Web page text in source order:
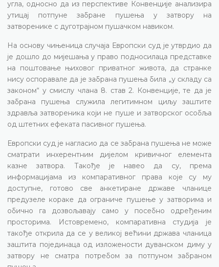
угла, односно да из перспективе Конвенције анализира
утицај потпуне забране пушења у затвору на
затворенике с дуготрајном пушачком навиком.
На основу чињеница случаја Европски суд је утврдио да
је дошло до мијешања у право подносилаца представке
на поштовање њиховог приватног живота, да странке
нису оспоравале да је забрана пушења била „у складу са
законом“ у смислу члана 8. став 2. Конвенције, те да је
забрана пушења служила легитимном циљу заштите
здравља затвореника који не пуше и затворског особља
од штетних ефеката пасивног пушења.
Европски суд је нагласио да се забрана пушења не може
сматрати инхерентним дијелом кривичног елемента
казне затвора. Такође је навео да су, према
информацијама из компаративног права које су му
доступне, готово све анкетиране државе чланице
предузеле кораке да ограниче пушење у затворима и
обично га дозвољавају само у посебно одређеним
просторима. Истовремено, компаративна студија је
такође открила да се у великој већини држава чланица
заштита појединаца од изложености дуванском диму у
затвору не сматра потребом за потпуном забраном